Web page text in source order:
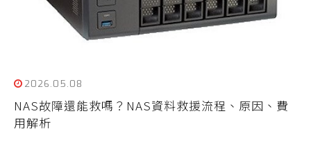
2026.05.08
NAS故障還能救嗎？NAS資料救援流程、原因、費
用解析